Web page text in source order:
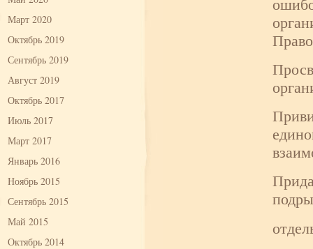
Март 2020
Октябрь 2019
Сентябрь 2019
Август 2019
Октябрь 2017
Июль 2017
Март 2017
Январь 2016
Ноябрь 2015
Сентябрь 2015
Май 2015
Октябрь 2014